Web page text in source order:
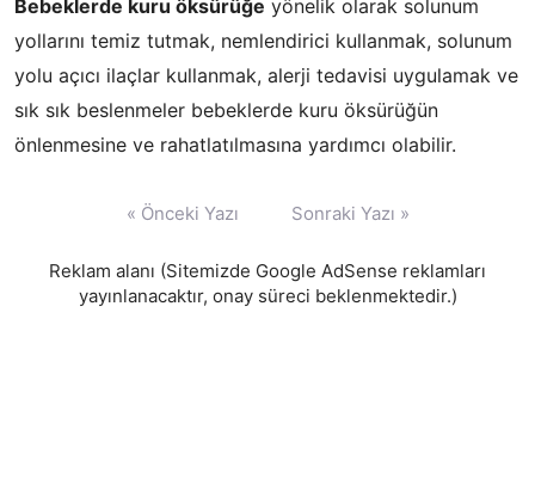
Bebeklerde kuru öksürüğe yönelik olarak solunum
yollarını temiz tutmak, nemlendirici kullanmak, solunum
yolu açıcı ilaçlar kullanmak, alerji tedavisi uygulamak ve
sık sık beslenmeler bebeklerde kuru öksürüğün
önlenmesine ve rahatlatılmasına yardımcı olabilir.
« Önceki Yazı Sonraki Yazı »
Reklam alanı (Sitemizde Google AdSense reklamları
yayınlanacaktır, onay süreci beklenmektedir.)